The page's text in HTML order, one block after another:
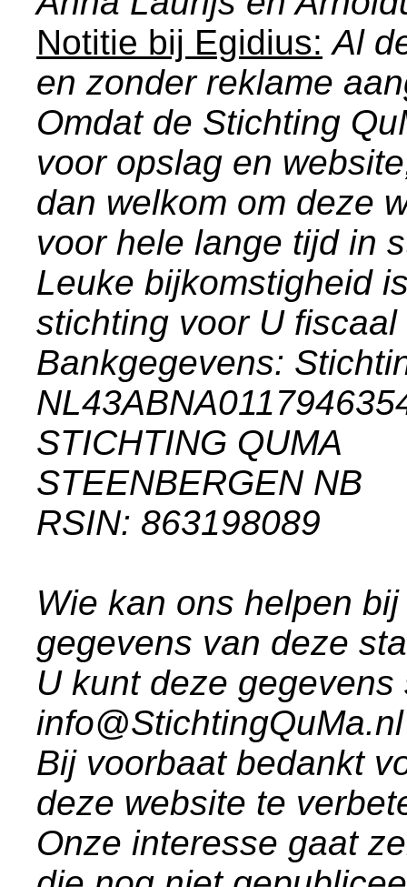
Notitie bij Egidius: Al
en zonder reklame
Omdat de Stichting
voor opslag en
dan welkom om deze
voor hele lange tijd in
Leuke bijkomstigheid
stichting voor U
Bankgegevens:
STICHTING QUMA
STEENBERGEN NB
RSIN: 863198089
Wie kan ons helpen
gegevens van deze
U kunt deze
info@StichtingQuMa.nl
Bij voorbaat bedankt
deze website te
Onze interesse gaat